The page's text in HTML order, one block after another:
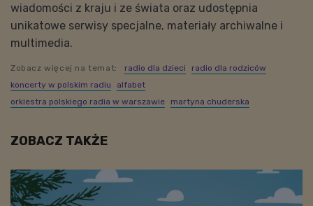
wiadomości z kraju i ze świata oraz udostępnia
unikatowe serwisy specjalne, materiały archiwalne i
multimedia.
Zobacz więcej na temat: radio dla dzieci
radio dla rodziców
koncerty w polskim radiu
alfabet
orkiestra polskiego radia w warszawie
martyna chuderska
ZOBACZ TAKŻE